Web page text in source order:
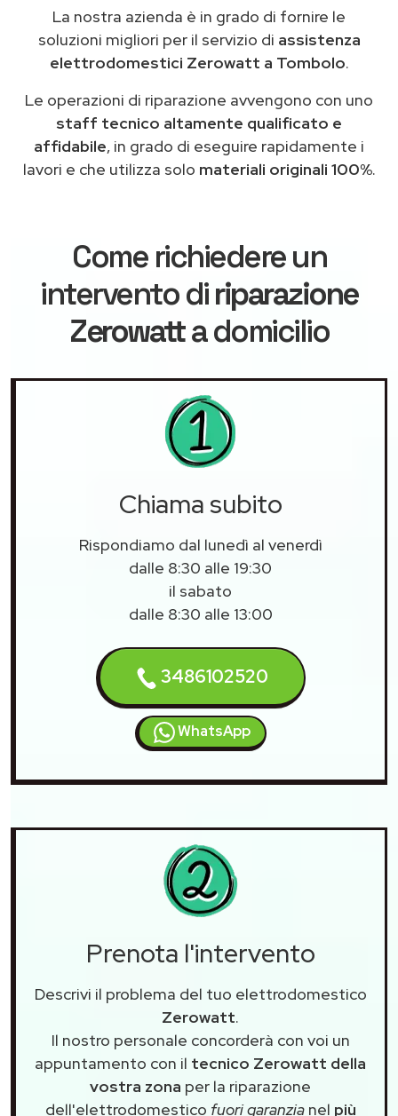
La nostra azienda è in grado di fornire le
soluzioni migliori per il servizio di assistenza
elettrodomestici Zerowatt a Tombolo.
Le operazioni di riparazione avvengono con uno
staff tecnico altamente qualificato e
affidabile, in grado di eseguire rapidamente i
lavori e che utilizza solo materiali originali 100%.
Come richiedere un
intervento diriparazione
Zerowatta domicilio
Chiama subito
Rispondiamo dal lunedì al venerdì
dalle 8:30 alle 19:30
il sabato
dalle 8:30 alle 13:00
3486102520
WhatsApp
Prenota l'intervento
Descrivi il problema del tuo elettrodomestico
Zerowatt.
Il nostro personale concorderà con voi un
appuntamento con il tecnico Zerowatt della
vostra zona per la riparazione
dell'elettrodomestico fuori garanzianel più